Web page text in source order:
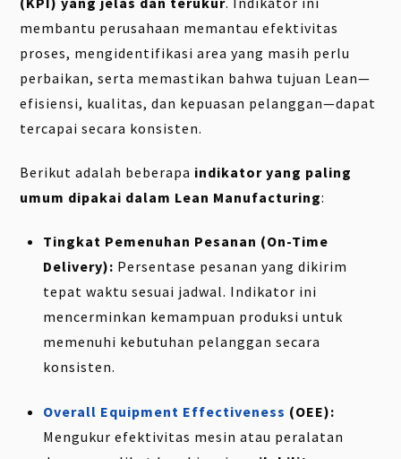
membantu perusahaan memantau efektivitas
proses, mengidentifikasi area yang masih perlu
perbaikan, serta memastikan bahwa tujuan Lean—
efisiensi, kualitas, dan kepuasan pelanggan—dapat
tercapai secara konsisten.
Berikut adalah beberapa indikator yang paling
umum dipakai dalam Lean Manufacturing:
Tingkat Pemenuhan Pesanan (On-Time
Delivery): Persentase pesanan yang dikirim
tepat waktu sesuai jadwal. Indikator ini
mencerminkan kemampuan produksi untuk
memenuhi kebutuhan pelanggan secara
konsisten.
Overall Equipment Effectiveness (OEE):
Mengukur efektivitas mesin atau peralatan